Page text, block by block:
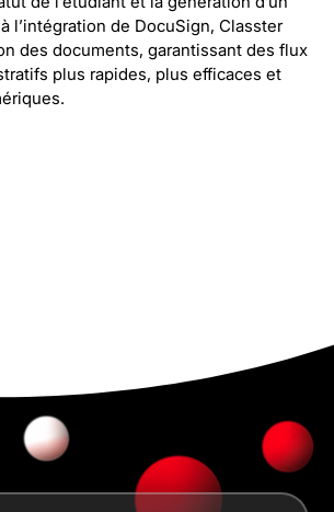
l’intégration de DocuSign, Classter
des documents, garantissant des flux
plus rapides, plus efficaces et